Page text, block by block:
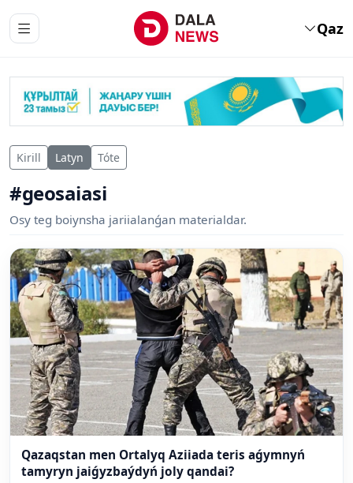
Qaz
Kirill Latyn Tóte
#geosaiasi
Osy teg boiynsha jariialanǵan materialdar.
Qazaqstan men Ortalyq Aziiada teris aǵymnyń
tamyryn jaiǵyzbaýdyń joly qandai?